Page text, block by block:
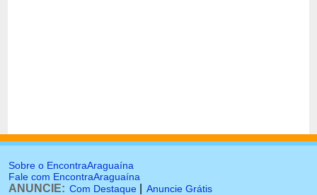
Sobre o EncontraAraguaína
Fale com EncontraAraguaína
ANUNCIE: Com Destaque Anuncie Grátis